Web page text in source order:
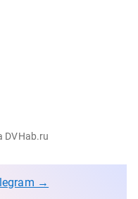
DVHab.ru
→